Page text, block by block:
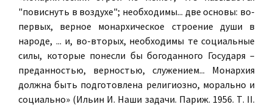
"повиснуть в воздухе"; необходимы... две основы: во-
первых, верное монархическое строение души в
народе, ... и, во-вторых, необходимы те социальные
силы, которые понесли бы богоданного Государя –
преданностью, верностью, служением... Монархия
должна быть подготовлена религиозно, морально и
социально» (Ильин И. Наши задачи. Париж. 1956. Т. II.